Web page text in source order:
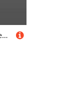
RZB Hemis Square LED-Deckenlampe 30x30 cm 4.000 K